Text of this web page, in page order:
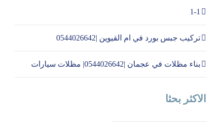
1-1
تركيب جبس بورد في ام القيوين |0544026642
بناء مظلات في عجمان |0544026642| مظلات سيارات
الاكثر بحثا